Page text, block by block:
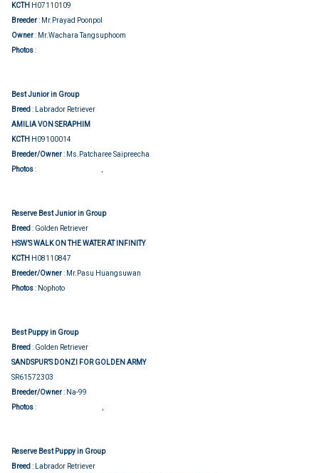
KCTH H07110109
Breeder: Mr.Prayad Poonpol
Owner: Mr.Wachara Tangsuphoom
Photos:
Best Junior in Group
Breed : Labrador Retriever
AMILIA VON SERAPHIM
KCTH H09100014
Breeder/Owner: Ms.Patcharee Saipreecha
Photos:
Reserve Best Junior in Group
Breed : Golden Retriever
HSW’S WALK ON THE WATER AT INFINITY
KCTH H08110847
Breeder/Owner: Mr.Pasu Huangsuwan
Photos: Nophoto
Best Puppy in Group
Breed : Golden Retriever
SANDSPUR’S DONZI FOR GOLDEN ARMY
SR61572303
Breeder/Owner: Na-99
Photos:
Reserve Best Puppy in Group
Breed : Labrador Retriever